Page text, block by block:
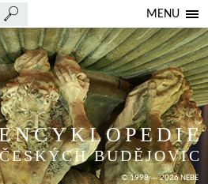
MENU
BUDĚJOVIC
© 1998 — 2026 NEBE